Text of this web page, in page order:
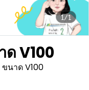
1/1
V100
นาด V100